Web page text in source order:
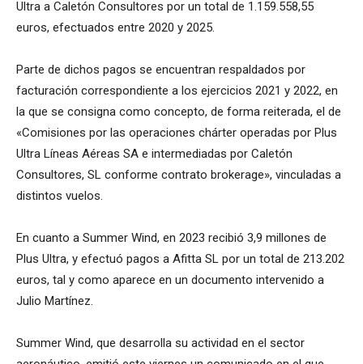
Ultra a Caletón Consultores por un total de 1.159.558,55
euros, efectuados entre 2020 y 2025.
Parte de dichos pagos se encuentran respaldados por
facturación correspondiente a los ejercicios 2021 y 2022, en
la que se consigna como concepto, de forma reiterada, el de
«Comisiones por las operaciones chárter operadas por Plus
Ultra Líneas Aéreas SA e intermediadas por Caletón
Consultores, SL conforme contrato brokerage», vinculadas a
distintos vuelos.
En cuanto a Summer Wind, en 2023 recibió 3,9 millones de
Plus Ultra, y efectuó pagos a Afitta SL por un total de 213.202
euros, tal y como aparece en un documento intervenido a
Julio Martínez.
Summer Wind, que desarrolla su actividad en el sector